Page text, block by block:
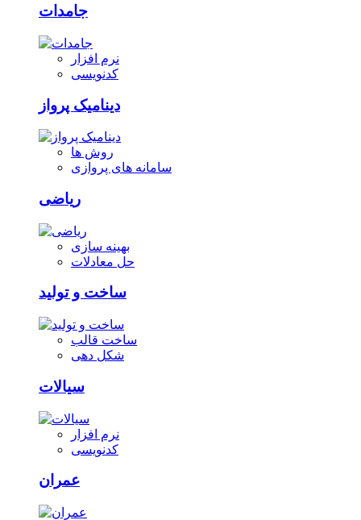
جامدات
نرم افزار
کدنویسی
دینامیک پرواز
روش ها
سامانه های پروازی
ریاضی
بهینه سازی
حل معادلات
ساخت و تولید
ساخت قالب
شکل دهی
سیالات
نرم افزار
کدنویسی
عمران